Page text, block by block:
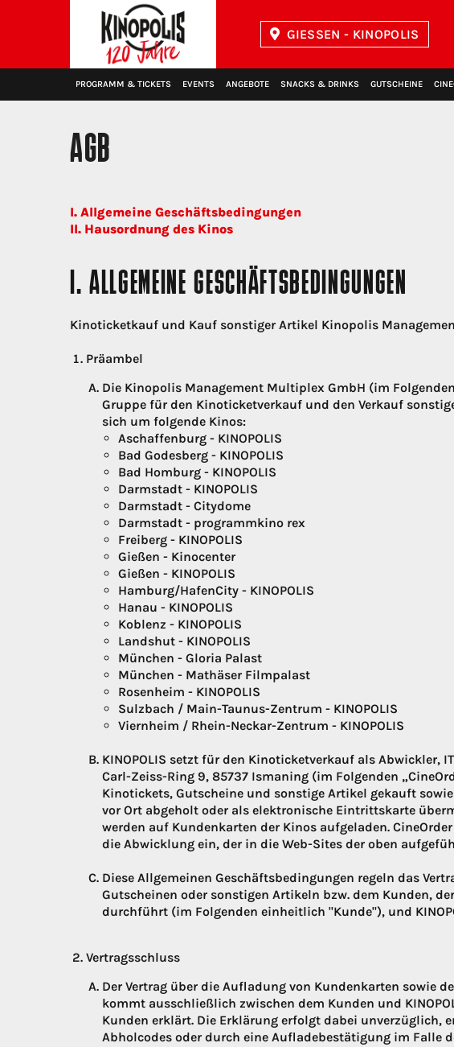
GIESSEN - KINOPOLIS
PROGRAMM & TICKETS EVENTS ANGEBOTE SNACKS & DRINKS GUTSCHEINE
AGB
I. Allgemeine Geschäftsbedingungen
II. Hausordnung des Kinos
I. ALLGEMEINE GESCHÄFTSBEDINGUNGEN
Kinoticketkauf und Kauf sonstiger Artikel Kinopolis
Präambel
Die Kinopolis Management Multiplex GmbH (im
Gruppe für den Kinoticketverkauf und den Verkauf
sich um folgende Kinos:
Aschaffenburg - KINOPOLIS
Bad Godesberg - KINOPOLIS
Bad Homburg - KINOPOLIS
Darmstadt - KINOPOLIS
Darmstadt - Citydome
Darmstadt - programmkino rex
Freiberg - KINOPOLIS
Gießen - Kinocenter
Gießen - KINOPOLIS
Hamburg/HafenCity - KINOPOLIS
Hanau - KINOPOLIS
Koblenz - KINOPOLIS
Landshut - KINOPOLIS
München - Gloria Palast
München - Mathäser Filmpalast
Rosenheim - KINOPOLIS
Sulzbach / Main-Taunus-Zentrum - KINOPOLIS
Viernheim / Rhein-Neckar-Zentrum - KINOPOLIS
KINOPOLIS setzt für den Kinoticketverkauf als Abwickler,
Carl-Zeiss-Ring 9, 85737 Ismaning (im Folgenden
Kinotickets, Gutscheine und sonstige Artikel gekauft
vor Ort abgeholt oder als elektronische Eintrittskarte
werden auf Kundenkarten der Kinos aufgeladen.
die Abwicklung ein, der in die Web-Sites der oben
Diese Allgemeinen Geschäftsbedingungen regeln das
Gutscheinen oder sonstigen Artikeln bzw. dem Kunden,
durchführt (im Folgenden einheitlich "Kunde"), und
Vertragsschluss
Der Vertrag über die Aufladung von Kundenkarten sowie
kommt ausschließlich zwischen dem Kunden und
Kunden erklärt. Die Erklärung erfolgt dabei unverzüglich,
Abholcodes oder durch eine Aufladebestätigung im Falle